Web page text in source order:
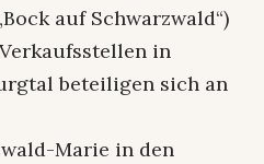
auf Schwarzwald“)
in
beteiligen sich an
Marie in den